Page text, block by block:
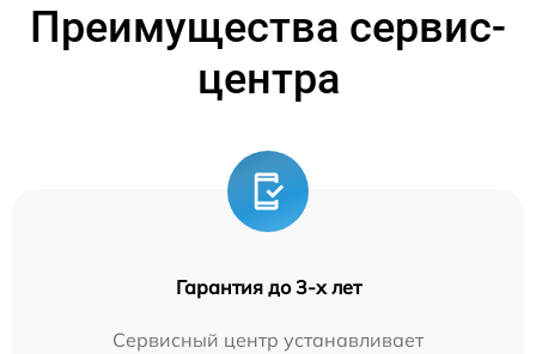
Преимущества сервис-
центра
Гарантия до 3-х лет
Сервисный центр устанавливает